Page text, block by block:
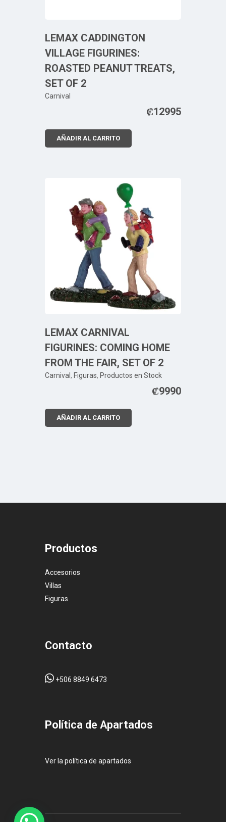
LEMAX CADDINGTON
VILLAGE FIGURINES:
ROASTED PEANUT TREATS,
SET OF 2
Carnival
₡12995
AÑADIR AL CARRITO
LEMAX CARNIVAL
FIGURINES: COMING HOME
FROM THE FAIR, SET OF 2
Carnival , Figuras, Productos en Stock
₡9990
AÑADIR AL CARRITO
Productos
Accesorios
Villas
Figuras
Contacto
+506 8849 6473
Pol ítica de Apartados
Ver la política de apartados